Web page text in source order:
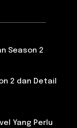
Season 2
2 dan Detail
Yang Perlu